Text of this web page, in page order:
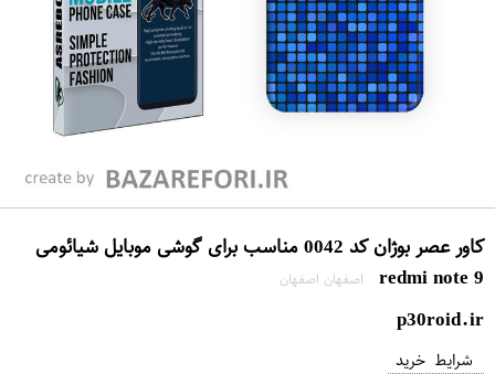
کاور عصر بوژان کد 0042 مناسب برای گوشی موبایل شیائومی
redmi note 9
اصفهان اصفهان
p30roid.ir
شرایط خرید